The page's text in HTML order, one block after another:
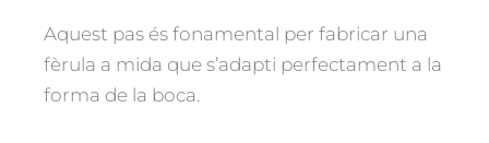
Aquest pas és fonamental per fabricar una
fèrula a mida que s’adapti perfectament a la
forma de la boca.